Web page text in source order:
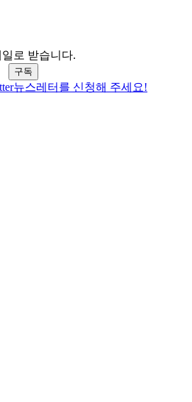
로 받습니다.
뉴스레터를 신청해 주세요!